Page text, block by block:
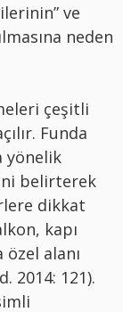
ve
neden
çeşitli
Funda
yönelik
belirterek
dikkat
kapı
özel alanı
2014: 121).